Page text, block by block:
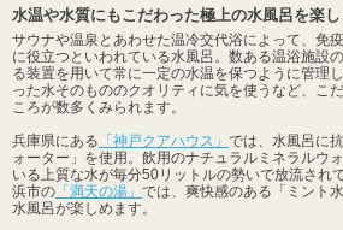
水温や水質にもこだわった極上の水風呂を楽し
サウナや温泉とあわせた温冷交代浴によって、免
に役立つといわれている水風呂。数ある温浴施設
る装置を用いて常に一定の水温を保つように管理
った水そのもののクオリティに気を使うなど、こ
ころが数多くみられます。
兵庫県にある 「神戸クアハウス」 では、水風呂に
ォーター」を使用。飲用のナチュラルミネラルウ
いる上質な水が毎分50リットルの勢いで放流され
浜市の 「満天の湯」 では、爽快感のある「ミント
水風呂が楽しめます。